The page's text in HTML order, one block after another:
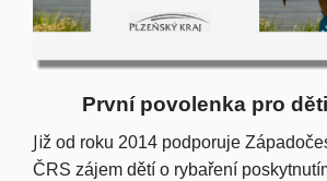
První povolenka pro
Již od roku 2014 podporuje
ČRS zájem dětí o rybaření